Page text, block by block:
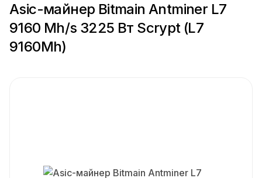
Asic-майнер Bitmain Antminer L7
9160 Mh/s 3225 Вт Scrypt (L7
9160Mh)